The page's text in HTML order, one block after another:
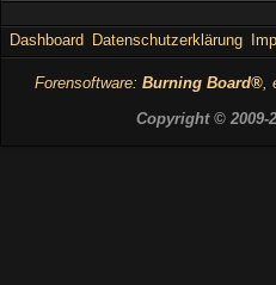
Dashboard Datenschutzerklärung
Forensoftware: Burning Board®,
Copyright © 2009-